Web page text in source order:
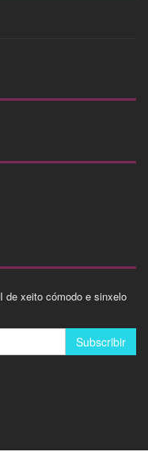
de xeito cómodo e sinxelo
Subscribir